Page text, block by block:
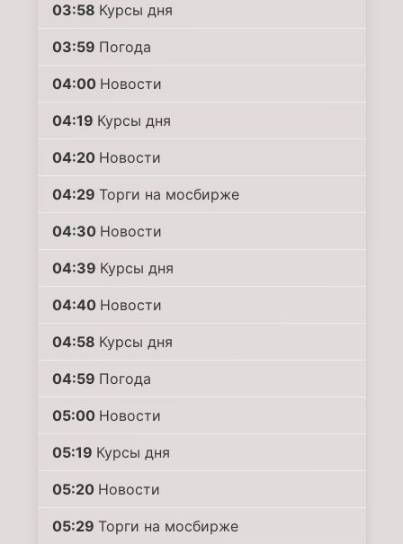
03:58 Курсы дня
03:59 Погода
04:00 Новости
04:19 Курсы дня
04:20 Новости
04:29 Торги на мосбирже
04:30 Новости
04:39 Курсы дня
04:40 Новости
04:58 Курсы дня
04:59 Погода
05:00 Новости
05:19 Курсы дня
05:20 Новости
05:29 Торги на мосбирже